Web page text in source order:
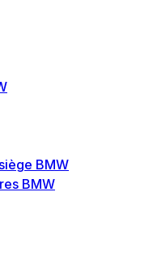
BMW
BMW